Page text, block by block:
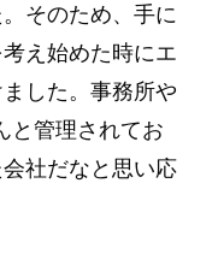
そのため、手に
え始めた時にエ
した。事務所や
と管理されてお
社だなと思い応